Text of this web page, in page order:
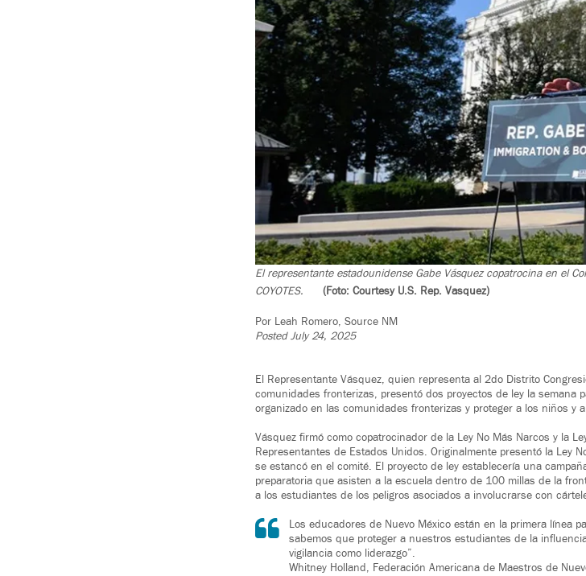
El representante estadounidense Gabe Vásquez copatrocina en el
COYOTES.
(Foto: Courtesy U.S. Rep. Vasquez)
Por Leah Romero, Source NM
Posted July 24, 2025
El Representante Vásquez, quien representa al 2do Distrito
comunidades fronterizas, presentó dos proyectos de ley la semana
organizado en las comunidades fronterizas y proteger a los niños y
Vásquez firmó como copatrocinador de la Ley No Más Narcos y la
Representantes de Estados Unidos. Originalmente presentó la Ley
se estancó en el comité. El proyecto de ley establecería una
preparatoria que asisten a la escuela dentro de 100 millas de la
a los estudiantes de los peligros asociados a involucrarse con
Los educadores de Nuevo México están en la primera línea
sabemos que proteger a nuestros estudiantes de la
vigilancia como liderazgo”.
Whitney Holland, Federación Americana de Maestros de